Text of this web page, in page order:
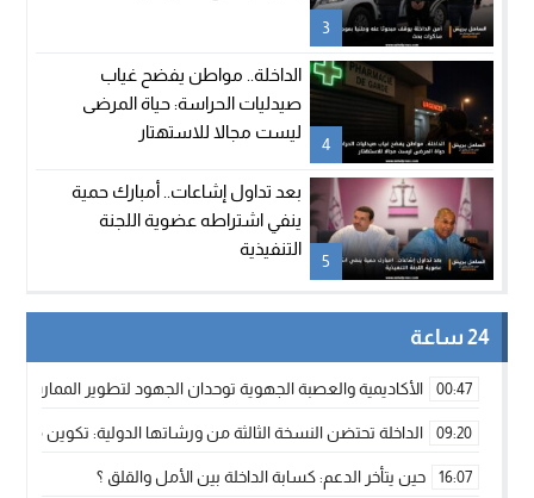
3
4
الداخلة.. مواطن يفضح غياب
صيدليات الحراسة: حياة المرضى
ليست مجالا للاستهتار
5
بعد تداول إشاعات.. أمبارك حمية
ينفي اشتراطه عضوية اللجنة
التنفيذية
24 ساعة
00:47 الأكاديمية والعصبة الجهوية توحدان الجهود لتطوير الممارسة
09:20 الداخلة تحتضن النسخة الثالثة من ورشاتها الدولية: تكوين
16:07 حين يتأخر الدعم: كسابة الداخلة بين الأمل والقلق ؟